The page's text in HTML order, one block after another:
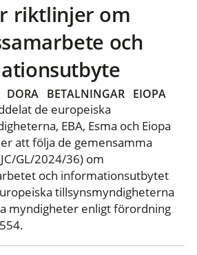
riktlinjer om
och
DORA BETALNINGAR EIOPA
de europeiska
EBA, Esma och Eiopa
att följa de gemensamma
GL/2024/36) om
och informationsutbytet
tillsynsmyndigheterna
myndigheter enligt förordning